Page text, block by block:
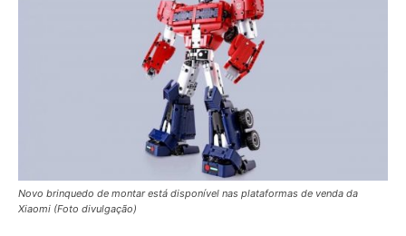
Novo brinquedo de montar está disponível nas plataformas de venda da
Xiaomi (Foto divulgação)